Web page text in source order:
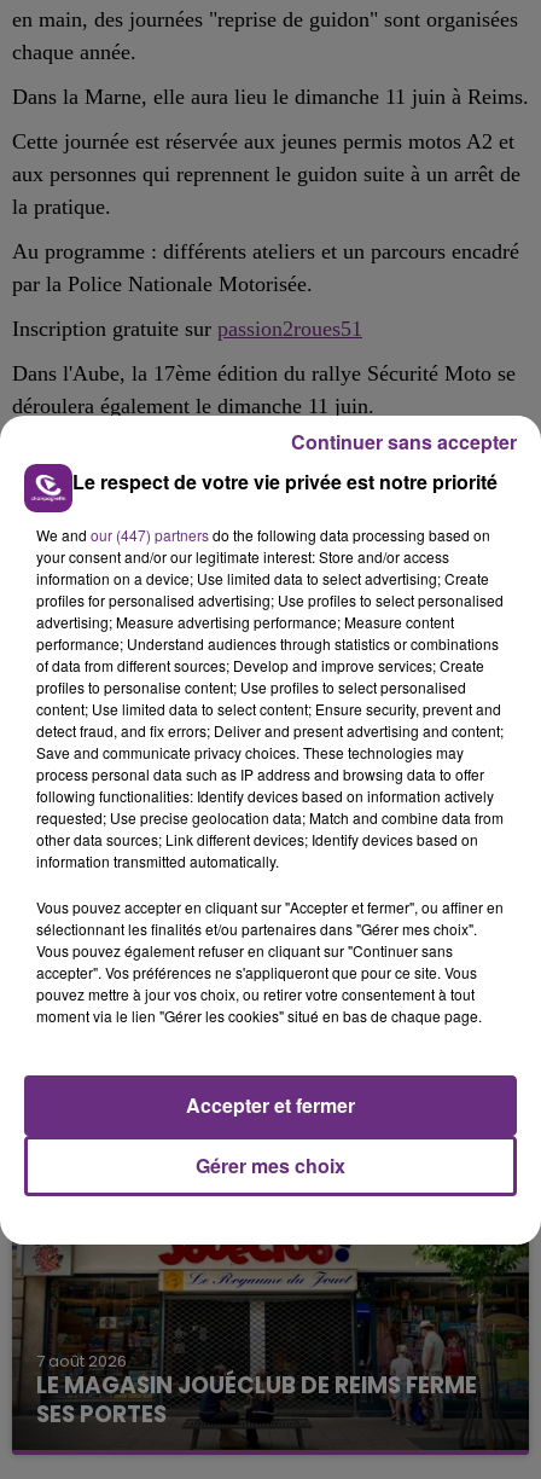
en main, des journées "reprise de guidon" sont organisées
chaque année.
Dans la Marne, elle aura lieu le dimanche 11 juin à Reims.
Cette journée est réservée aux jeunes permis motos A2 et
aux personnes qui reprennent le guidon suite à un arrêt de
la pratique.
Au programme : différents ateliers et un parcours encadré
par la Police Nationale Motorisée.
Inscription gratuite sur passion2roues51
Dans l'Aube, la 17ème édition du rallye Sécurité Moto se
déroulera également le dimanche 11 juin.
Organisé par la préfecture de l’Aube, il s’agit d’un
parcours de randonnée à moto d’environ 200 kilomètres,
qui permet à la fois une reprise en main de son deux-roues
mais aussi de revoir tous les points de sécurité, notamment
routière.
Le rallye est ouvert à tout titulaire d’un permis de
conduire moto mais le nombre de places est limité.
Pensez à vous inscrire rapidement.
FIL D'ACTU
LA CENTRALE NUCLÉAIRE DE CHOOZ
TOUJOURS À L'ARRÊT
Cela fait déjà une semaine que la centrale
nucléaire ardennaise est à l'arrêt. Une situation
justifiée par la sécheresse intense qui est toujours
7 août 2026
LE MAGASIN JOUÉCLUB DE REIMS FERME
SES PORTES
C'était l'une des institutions du centre-ville
Le respect de votre vie privée est notre priorité
We and our (447) partnersdo the following data processing based on
your consent and/or our legitimate interest: Store and/or access
information on a device; Use limited data to select advertising; Create
profiles for personalised advertising; Use profiles to select personalised
advertising; Measure advertising performance; Measure content
performance; Understand audiences through statistics or combinations
of data from different sources; Develop and improve services; Create
profiles to personalise content; Use profiles to select personalised
content; Use limited data to select content; Ensure security, prevent and
detect fraud, and fix errors; Deliver and present advertising and content;
Save and communicate privacy choices. These technologies may
process personal data such as IP address and browsing data to offer
following functionalities: Identify devices based on information actively
requested; Use precise geolocation data; Match and combine data from
other data sources; Link different devices; Identify devices based on
information transmitted automatically.
Vous pouvez accepter en cliquant sur "Accepter et fermer", ou affiner en
sélectionnant les finalités et/ou partenaires dans "Gérer mes choix".
Vous pouvez également refuser en cliquant sur "Continuer sans
accepter". Vos préférences ne s'appliqueront que pour ce site. Vous
pouvez mettre à jour vos choix, ou retirer votre consentement à tout
moment via le lien "Gérer les cookies" situé en bas de chaque page.
Gérer mes choix
Accepter et fermer
Continuer sans accepter